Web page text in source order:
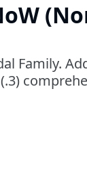
Family.